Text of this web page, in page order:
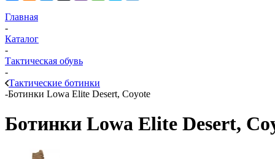
Главная
-
Каталог
-
Тактическая обувь
-
Тактические ботинки
-Ботинки Lowa Elite Desert, Coyote
Ботинки Lowa Elite Desert,